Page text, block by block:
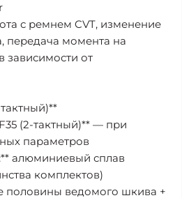
с ремнем CVT, изменение
передача момента на
зависимости от
(2-тактный)** — при
параметров
алюминиевый сплав
комплектов)
половины ведомого шкива +